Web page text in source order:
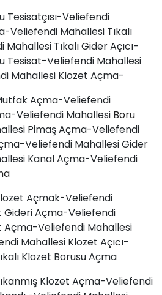
Tesisatçısı-Veliefendi
Veliefendi Mahallesi Tıkalı
Tıkalı Gider Açıcı-
Tesisat-Veliefendi Mahallesi
Mahallesi Klozet Açma-
Açma-Veliefendi
Veliefendi Mahallesi Boru
Pimaş Açma-Veliefendi
Veliefendi Mahallesi Gider
Kanal Açma-Veliefendi
Açmak-Veliefendi
Gideri Açma-Veliefendi
Açma-Veliefendi Mahallesi
Mahallesi Klozet Açıcı-
Klozet Borusu Açma
Klozet Açma-Veliefendi